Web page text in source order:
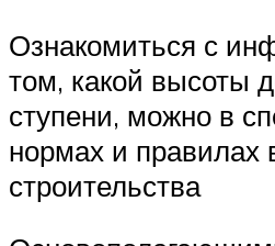
Ознакомиться с
том, какой высоты
ступени, можно в
нормах и правилах
строительства